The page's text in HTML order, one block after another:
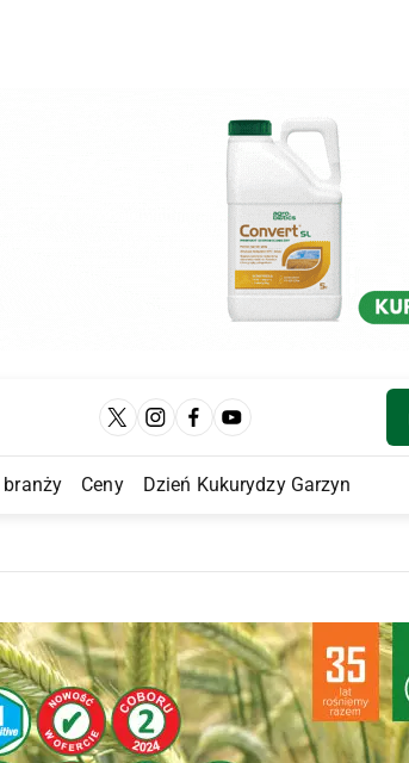
branży Ceny Dzień Kukurydzy Garzyn